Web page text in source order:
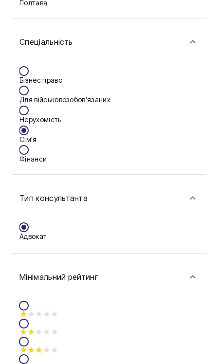
Полтава
Харків
Черкаси
Житомир
Київ
Львів
Спеціальність
Бізнес право
Для військовозобов’язаних
Нерухомість
Сім'я
Фінанси
Тип консультанта
Адвокат
Мінімальний рейтинг